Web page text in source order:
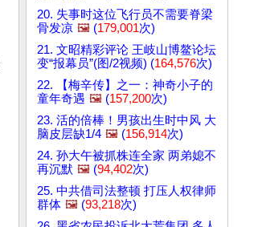
20. 失事时这位飞行员不需要脊梁
骨发凉 🖼️ (179,001次)
21. 文昭精彩评论 王岐山博鳌论坛
变“报幕员”(图/2视频) (164,576次)
22. 【梅辛传】之一：神奇小子的
童年奇遇 🖼️ (157,200次)
23. 活的倍棒！男孩出生时中风 大
脑皮层缺1/4 🖼️ (156,914次)
24. 孙大午被抓株连全家 两弟媳不
再沉默 🖼️ (94,402次)
25. 中共借司法整顿 打压人权律师
群体 🖼️ (93,218次)